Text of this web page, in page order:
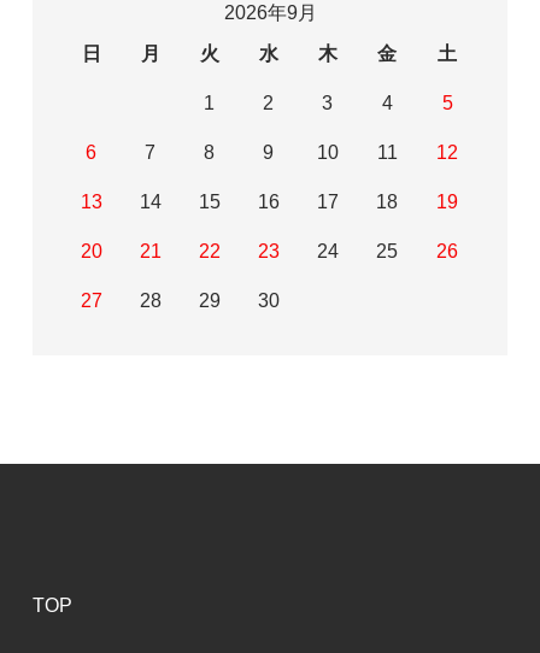
2026年9月
日
月 火 水 木 金 土
1 2 3 4 5
6 7 8 9 10 11 12
13 14 15 16 17 18 19
20 21 22 23 24 25 26
27 28 29 30
TOP